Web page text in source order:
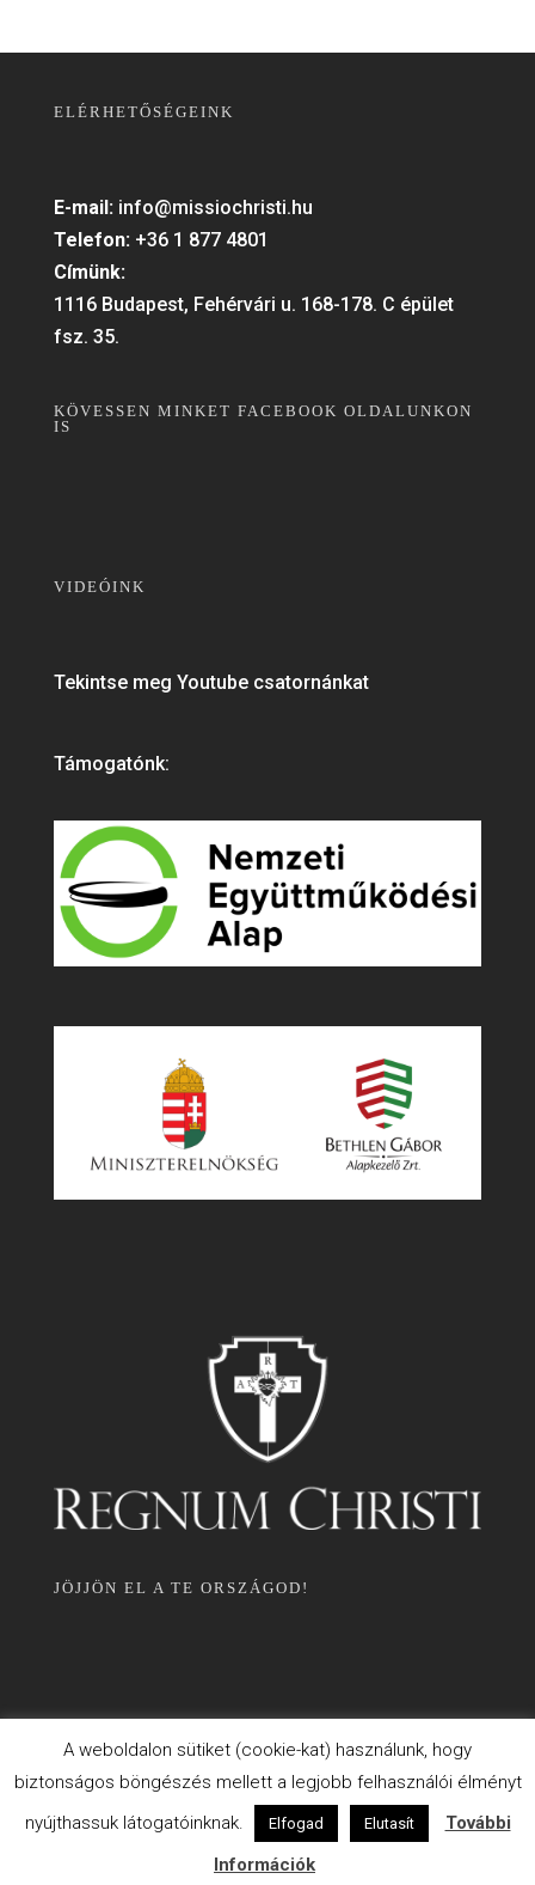
ELÉRHETŐSÉGEINK
E-mail: info@missiochristi.hu
Telefon: +36 1 877 4801
Címünk:
1116 Budapest, Fehérvári u. 168-178. C épület
fsz. 35.
KÖVESSEN MINKET FACEBOOK OLDALUNKON
IS
VIDEÓINK
Tekintse meg Youtube csatornánkat
Támogatónk:
JÖJJÖN EL A TE ORSZÁGOD!
ADATKEZELÉSI TÁJÉKOZTATÓ
SÜTI INFORMÁCIÓK
A weboldalon sütiket (cookie-kat) használunk, hogy
biztonságos böngészés mellett a legjobb felhasználói élményt
nyújthassuk látogatóinknak.
Elfogad Elutasít
További
Információk